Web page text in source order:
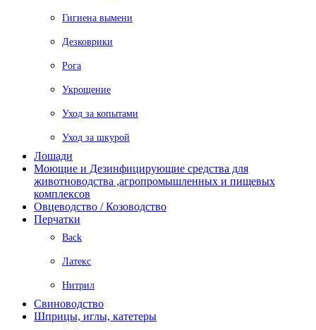
Гигиена вымени
Дезковрики
Рога
Укрощение
Уход за копытами
Уход за шкурой
Лошади
Моющие и Дезинфицирующие средства для
животноводства ,агропромышленных и пищевых
комплексов
Овцеводство / Козоводство
Перчатки
Back
Латекс
Нитрил
Свиноводство
Шприцы, иглы, катетеры